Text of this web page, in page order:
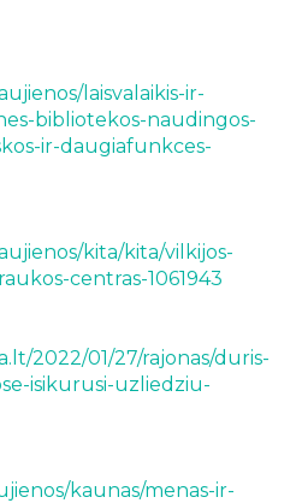
laisvalaikis-ir-
bibliotekos-naudingos-
ir-daugiafunkces-
kita/kita/vilkijos-
centras-1061943
2022/01/27/rajonas/duris-
isikurusi-uzliedziu-
kaunas/menas-ir-